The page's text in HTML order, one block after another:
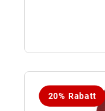
20% Rabatt